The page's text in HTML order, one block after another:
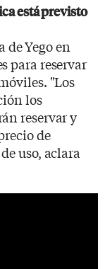
está previsto
Yego en
para reservar
"Los
los
reservar y
de
uso, aclara